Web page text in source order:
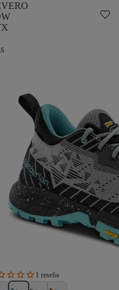
1 reseña